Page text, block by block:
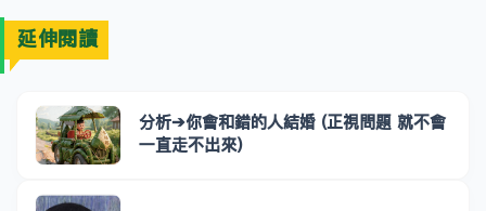
延伸閱讀
分析➔你會和錯的人結婚 (正視問題 就不會
一直走不出來)